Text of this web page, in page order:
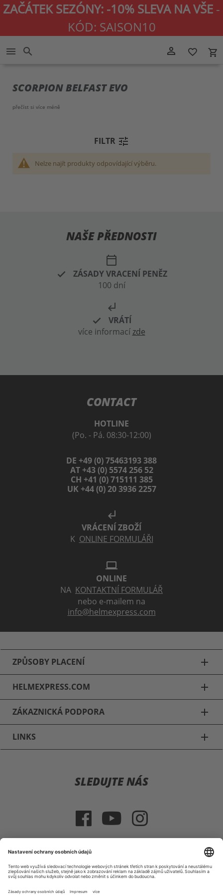
ZAČÁTEK SEZÓNY: -10% SLEVA NA VŠE -
KÓD: SAISON10
person_outline favorite_border local_grocery_store
menu search
SCORPION BELFAST EVO
přečíst si více méně
Nelze najít produkty odpovídající výběru.
FILTR tune
NAŠE PŘEDNOSTI
calendar_today
ZÁSADY VRACENÍ PENĚZ
100 dní
subdirectory_arrow_left
VRÁTÍ
více informacízde
CONTACT
HOTLINE
(Po. - Pá. 08:30-12:00)
DE +49 (0) 75463193 388
AT +43 (0) 5574 256 52
CH +41 (0) 715111 385
UK +44 (0) 20 3936 2257
subdirectory_arrow_left
VRÁCENÍ ZBOŽÍ
K ONLINE FORMULÁŘI
laptop
ONLINE
NA KONTAKTNÍ FORMULÁŘ
nebo e-mailem na
info@helmexpress.com
ZPŮSOBY PLACENÍ add
HELMEXPRESS.COM add
ZÁKAZNICKÁ PODPORA add
LINKS add
Schuberth S2
HJC R-PHA 10 PLUS
SLEDUJTE NÁS
VÝBĚR ZEMĚ